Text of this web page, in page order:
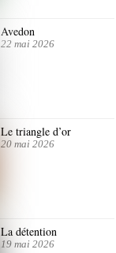
Avedon
22 mai 2026
Le triangle d’or
20 mai 2026
La détention
19 mai 2026